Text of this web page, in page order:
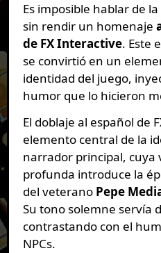
Es imposible hablar de
sin rendir un homenaje
de FX Interactive. Este
se convirtió en un
identidad del juego,
humor que lo hicieron
El doblaje al español de
elemento central de la
narrador principal, cuya
profunda introduce la
del veterano Pepe
Su tono solemne servía
contrastando con el
NPCs.